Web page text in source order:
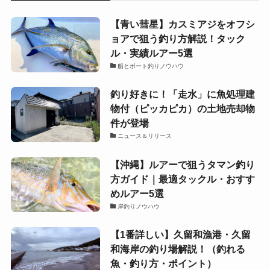
【青い彗星】カスミアジをオフシ
ョアで狙う釣り方解説！タック
ル・実績ルアー5選
船とボート釣りノウハウ
釣り好きに！「走水」に魚処理建
物付（ピッカピカ）の土地売却物
件が登場
ニュース＆リリース
【沖縄】ルアーで狙うタマン釣り
方ガイド｜最適タックル・おすす
めルアー5選
岸釣りノウハウ
【1番詳しい】久留和漁港・久留
和海岸の釣り場解説！（釣れる
魚・釣り方・ポイント）